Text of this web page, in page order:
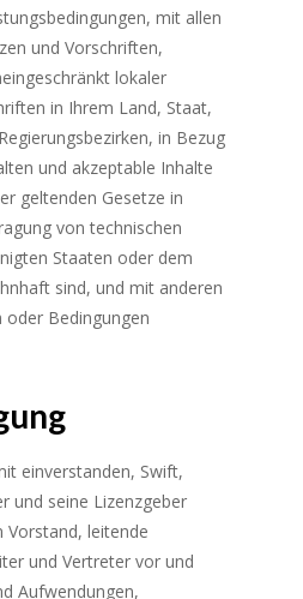
NACHUNTNSCROLLE
mit allen
und Vorschriften,
lokaler
in Ihrem Land, Staat,
in Bezug
und akzeptable Inhalte
geltenden Gesetze in
von technischen
Staaten oder dem
sind, und mit anderen
oder Bedingungen
einverstanden, Swift,
und seine Lizenzgeber
Vorstand, leitende
und Vertreter vor und
Aufwendungen,